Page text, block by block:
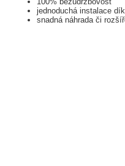
jednoduchá instalace
snadná náhrada či